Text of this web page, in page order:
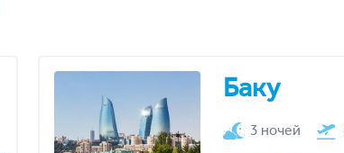
Баку
3 ночей